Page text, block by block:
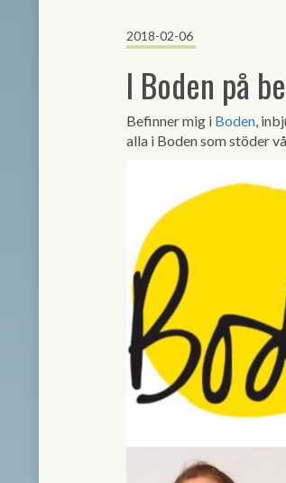
2018-02-06
I Boden på
Befinner mig i Boden ,
alla i Boden som stöder